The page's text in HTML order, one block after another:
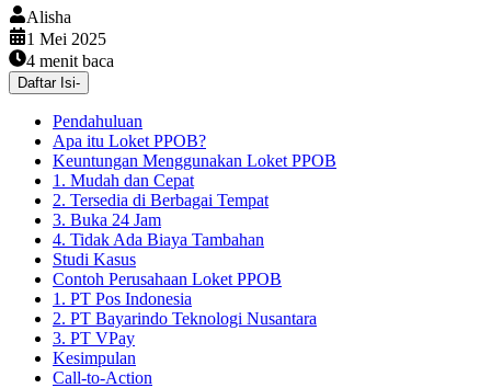
Alisha
1 Mei 2025
4 menit baca
Daftar Isi-
Pendahuluan
Apa itu Loket PPOB?
Keuntungan Menggunakan Loket PPOB
1. Mudah dan Cepat
2. Tersedia di Berbagai Tempat
3. Buka 24 Jam
4. Tidak Ada Biaya Tambahan
Studi Kasus
Contoh Perusahaan Loket PPOB
1. PT Pos Indonesia
2. PT Bayarindo Teknologi Nusantara
3. PT VPay
Kesimpulan
Call-to-Action